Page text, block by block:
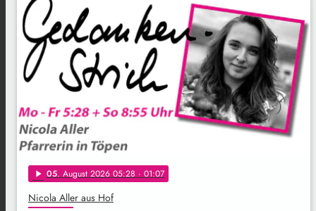
play_arrow 05. August 2026 05:28 · 01:07
Nicola Aller aus Hof